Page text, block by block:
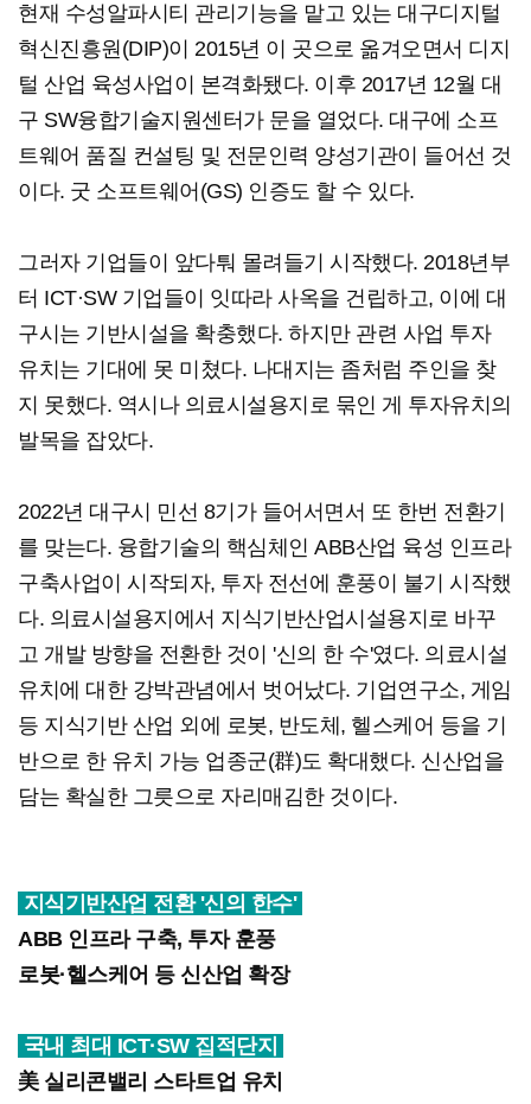
현재 수성알파시티 관리기능을 맡고 있는 대구디지털
혁신진흥원(DIP)이 2015년 이 곳으로 옮겨오면서 디지
털 산업 육성사업이 본격화됐다. 이후 2017년 12월 대
구 SW융합기술지원센터가 문을 열었다. 대구에 소프
트웨어 품질 컨설팅 및 전문인력 양성기관이 들어선 것
이다. 굿 소프트웨어(GS) 인증도 할 수 있다.
그러자 기업들이 앞다퉈 몰려들기 시작했다. 2018년부
터 ICT·SW 기업들이 잇따라 사옥을 건립하고, 이에 대
구시는 기반시설을 확충했다. 하지만 관련 사업 투자
유치는 기대에 못 미쳤다. 나대지는 좀처럼 주인을 찾
지 못했다. 역시나 의료시설용지로 묶인 게 투자유치의
발목을 잡았다.
2022년 대구시 민선 8기가 들어서면서 또 한번 전환기
를 맞는다. 융합기술의 핵심체인 ABB산업 육성 인프라
구축사업이 시작되자, 투자 전선에 훈풍이 불기 시작했
다. 의료시설용지에서 지식기반산업시설용지로 바꾸
고 개발 방향을 전환한 것이 '신의 한 수'였다. 의료시설
유치에 대한 강박관념에서 벗어났다. 기업연구소, 게임
등 지식기반 산업 외에 로봇, 반도체, 헬스케어 등을 기
반으로 한 유치 가능 업종군(群)도 확대했다. 신산업을
담는 확실한 그릇으로 자리매김한 것이다.
지식기반산업 전환 '신의 한수'
ABB 인프라 구축, 투자 훈풍
로봇·헬스케어 등 신산업 확장
국내 최대 ICT·SW 집적단지
美 실리콘밸리 스타트업 유치